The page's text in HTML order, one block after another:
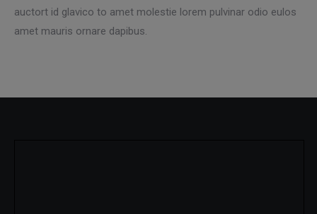
auctort id glavico to amet molestie lorem pulvinar odio eulos
amet mauris ornare dapibus.